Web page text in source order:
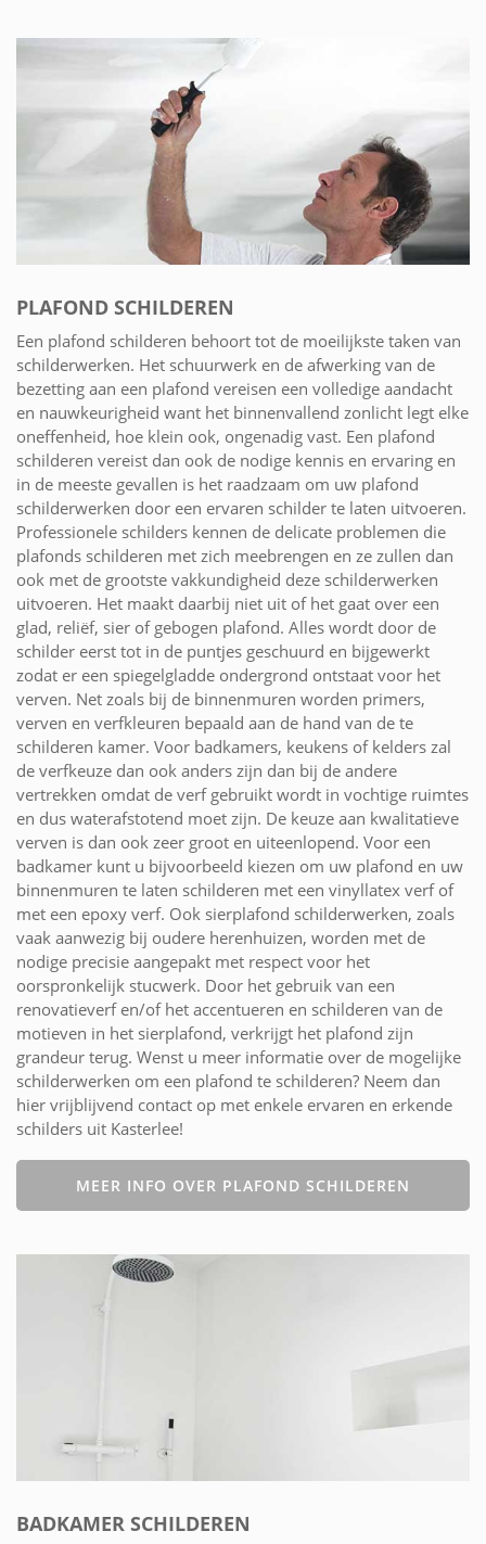
PLAFOND SCHILDEREN
Een plafond schilderen behoort tot de moeilijkste taken van
schilderwerken. Het schuurwerk en de afwerking van de
bezetting aan een plafond vereisen een volledige aandacht
en nauwkeurigheid want het binnenvallend zonlicht legt elke
oneffenheid, hoe klein ook, ongenadig vast. Een plafond
schilderen vereist dan ook de nodige kennis en ervaring en
in de meeste gevallen is het raadzaam om uw plafond
schilderwerken door een ervaren schilder te laten uitvoeren.
Professionele schilders kennen de delicate problemen die
plafonds schilderen met zich meebrengen en ze zullen dan
ook met de grootste vakkundigheid deze schilderwerken
uitvoeren. Het maakt daarbij niet uit of het gaat over een
glad, reliëf, sier of gebogen plafond. Alles wordt door de
schilder eerst tot in de puntjes geschuurd en bijgewerkt
zodat er een spiegelgladde ondergrond ontstaat voor het
verven. Net zoals bij de binnenmuren worden primers,
verven en verfkleuren bepaald aan de hand van de te
schilderen kamer. Voor badkamers, keukens of kelders zal
de verfkeuze dan ook anders zijn dan bij de andere
vertrekken omdat de verf gebruikt wordt in vochtige ruimtes
en dus waterafstotend moet zijn. De keuze aan kwalitatieve
verven is dan ook zeer groot en uiteenlopend. Voor een
badkamer kunt u bijvoorbeeld kiezen om uw plafond en uw
binnenmuren te laten schilderen met een vinyllatex verf of
met een epoxy verf. Ook sierplafond schilderwerken, zoals
vaak aanwezig bij oudere herenhuizen, worden met de
nodige precisie aangepakt met respect voor het
oorspronkelijk stucwerk. Door het gebruik van een
renovatieverf en/of het accentueren en schilderen van de
motieven in het sierplafond, verkrijgt het plafond zijn
grandeur terug. Wenst u meer informatie over de mogelijke
schilderwerken om een plafond te schilderen? Neem dan
hier vrijblijvend contact op met enkele ervaren en erkende
schilders uit Kasterlee!
MEER INFO OVER PLAFOND SCHILDEREN
BADKAMER SCHILDEREN